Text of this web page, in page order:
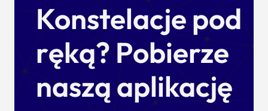
Konstelacje pod
ręką? Pobierze
naszą aplikację